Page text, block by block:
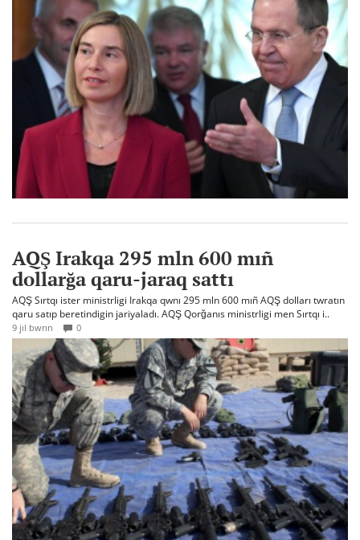
AQŞ Irakqa 295 mln 600 mıñ
dollarğa qaru-jaraq sattı
AQŞ Sırtqı ister ministrligi Irakqa qwnı 295 mln 600 mıñ AQŞ dolları twratın
qaru satıp beretindigin jariyaladı. AQŞ Qorğanıs ministrligi men Sırtqı i..
9 jıl bwrın 0